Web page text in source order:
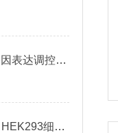
小鼠骨髓瘤细胞——基因表达调控与个性化治疗探索
什么是HEK293 细胞？HEK293细胞在基因治疗领域的应用前景